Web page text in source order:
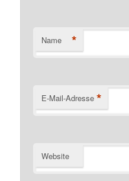
Name *
E-Mail-Adresse *
Website